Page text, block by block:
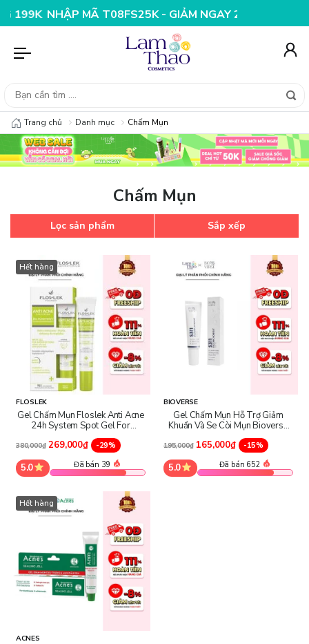
NHẬP MÃ T08FS25K - GIẢM NGAY 25K CHO ĐƠN
Trang chủ Danh mục Chấm Mụn
Chấm Mụn
Lọc sản phẩm Sắp xếp
Hết hàng
FLOSLEK
Gel Chấm Mụn Floslek Anti Acne
24h System Spot Gel For
Imperfections
380,000₫ 269,000₫ -29%
5.0 Đã bán 39
BIOVERSE
Gel Chấm Mụn Hỗ Trợ Giảm
Khuẩn Và Se Còi Mụn Bioverse
S311 Succinic Acneout Spot Gel
195,000₫ 165,000₫ -15%
5.0 Đã bán 652
Hết hàng
ACNES